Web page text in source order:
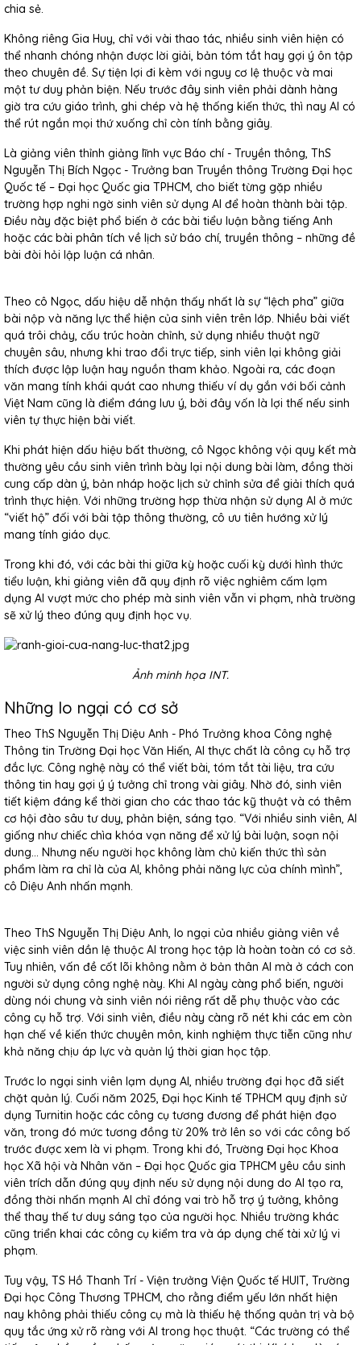
chia sẻ.
Không riêng Gia Huy, chỉ với vài thao tác, nhiều sinh viên hiện có
thể nhanh chóng nhận được lời giải, bản tóm tắt hay gợi ý ôn tập
theo chuyên đề. Sự tiện lợi đi kèm với nguy cơ lệ thuộc và mai
một tư duy phản biện. Nếu trước đây sinh viên phải dành hàng
giờ tra cứu giáo trình, ghi chép và hệ thống kiến thức, thì nay AI có
thể rút ngắn mọi thứ xuống chỉ còn tính bằng giây.
Là giảng viên thỉnh giảng lĩnh vực Báo chí - Truyền thông, ThS
Nguyễn Thị Bích Ngọc - Trưởng ban Truyền thông Trường Đại học
Quốc tế – Đại học Quốc gia TPHCM, cho biết từng gặp nhiều
trường hợp nghi ngờ sinh viên sử dụng AI để hoàn thành bài tập.
Điều này đặc biệt phổ biến ở các bài tiểu luận bằng tiếng Anh
hoặc các bài phân tích về lịch sử báo chí, truyền thông – những đề
bài đòi hỏi lập luận cá nhân.
Theo cô Ngọc, dấu hiệu dễ nhận thấy nhất là sự “lệch pha” giữa
bài nộp và năng lực thể hiện của sinh viên trên lớp. Nhiều bài viết
quá trôi chảy, cấu trúc hoàn chỉnh, sử dụng nhiều thuật ngữ
chuyên sâu, nhưng khi trao đổi trực tiếp, sinh viên lại không giải
thích được lập luận hay nguồn tham khảo. Ngoài ra, các đoạn
văn mang tính khái quát cao nhưng thiếu ví dụ gắn với bối cảnh
Việt Nam cũng là điểm đáng lưu ý, bởi đây vốn là lợi thế nếu sinh
viên tự thực hiện bài viết.
Khi phát hiện dấu hiệu bất thường, cô Ngọc không vội quy kết mà
thường yêu cầu sinh viên trình bày lại nội dung bài làm, đồng thời
cung cấp dàn ý, bản nháp hoặc lịch sử chỉnh sửa để giải thích quá
trình thực hiện. Với những trường hợp thừa nhận sử dụng AI ở mức
“viết hộ” đối với bài tập thông thường, cô ưu tiên hướng xử lý
mang tính giáo dục.
Trong khi đó, với các bài thi giữa kỳ hoặc cuối kỳ dưới hình thức
tiểu luận, khi giảng viên đã quy định rõ việc nghiêm cấm lạm
dụng AI vượt mức cho phép mà sinh viên vẫn vi phạm, nhà trường
sẽ xử lý theo đúng quy định học vụ.
Ảnh minh họa INT.
Những lo ngại có cơ sở
Theo ThS Nguyễn Thị Diệu Anh - Phó Trưởng khoa Công nghệ
Thông tin Trường Đại học Văn Hiến, AI thực chất là công cụ hỗ trợ
đắc lực. Công nghệ này có thể viết bài, tóm tắt tài liệu, tra cứu
thông tin hay gợi ý ý tưởng chỉ trong vài giây. Nhờ đó, sinh viên
tiết kiệm đáng kể thời gian cho các thao tác kỹ thuật và có thêm
cơ hội đào sâu tư duy, phản biện, sáng tạo. “Với nhiều sinh viên, AI
giống như chiếc chìa khóa vạn năng để xử lý bài luận, soạn nội
dung… Nhưng nếu người học không làm chủ kiến thức thì sản
phẩm làm ra chỉ là của AI, không phải năng lực của chính mình”,
cô Diệu Anh nhấn mạnh.
Theo ThS Nguyễn Thị Diệu Anh, lo ngại của nhiều giảng viên về
việc sinh viên dần lệ thuộc AI trong học tập là hoàn toàn có cơ sở.
Tuy nhiên, vấn đề cốt lõi không nằm ở bản thân AI mà ở cách con
người sử dụng công nghệ này. Khi AI ngày càng phổ biến, người
dùng nói chung và sinh viên nói riêng rất dễ phụ thuộc vào các
công cụ hỗ trợ. Với sinh viên, điều này càng rõ nét khi các em còn
hạn chế về kiến thức chuyên môn, kinh nghiệm thực tiễn cũng như
khả năng chịu áp lực và quản lý thời gian học tập.
Trước lo ngại sinh viên lạm dụng AI, nhiều trường đại học đã siết
chặt quản lý. Cuối năm 2025, Đại học Kinh tế TPHCM quy định sử
dụng Turnitin hoặc các công cụ tương đương để phát hiện đạo
văn, trong đó mức tương đồng từ 20% trở lên so với các công bố
trước được xem là vi phạm. Trong khi đó, Trường Đại học Khoa
học Xã hội và Nhân văn – Đại học Quốc gia TPHCM yêu cầu sinh
viên trích dẫn đúng quy định nếu sử dụng nội dung do AI tạo ra,
đồng thời nhấn mạnh AI chỉ đóng vai trò hỗ trợ ý tưởng, không
thể thay thế tư duy sáng tạo của người học. Nhiều trường khác
cũng triển khai các công cụ kiểm tra và áp dụng chế tài xử lý vi
phạm.
Tuy vậy, TS Hồ Thanh Trí - Viện trưởng Viện Quốc tế HUIT, Trường
Đại học Công Thương TPHCM, cho rằng điểm yếu lớn nhất hiện
nay không phải thiếu công cụ mà là thiếu hệ thống quản trị và bộ
quy tắc ứng xử rõ ràng với AI trong học thuật. “Các trường có thể